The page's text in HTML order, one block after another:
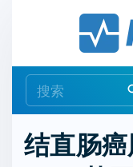
结直肠癌